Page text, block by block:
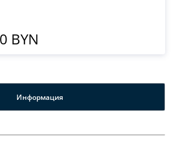
BYN
Информация